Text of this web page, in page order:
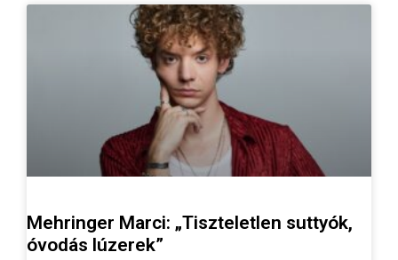
Mehringer Marci: „Tiszteletlen suttyók,
óvodás lúzerek”